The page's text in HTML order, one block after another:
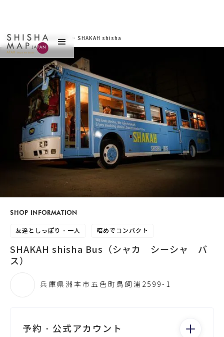
サイトトップ > お店を探す > SHAKAH shisha
Bus（シャカ シーシ
ャ バス）
SHOP INFORMATION
友達としっぽり・一人 暗めでコンパクト
SHAKAH shisha Bus（シャカ シーシャ バ
ス）
兵庫県洲本市五色町鳥飼浦2599-1
予約・公式アカウント